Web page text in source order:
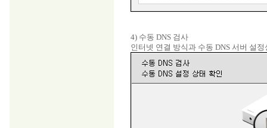
4) 수동 DNS 검사
인터넷 연결 방식과 수동 DNS 서버 설